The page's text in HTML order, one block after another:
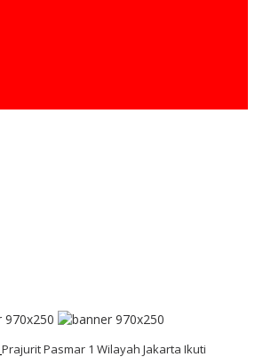
Prajurit Pasmar 1 Wilayah Jakarta Ikuti